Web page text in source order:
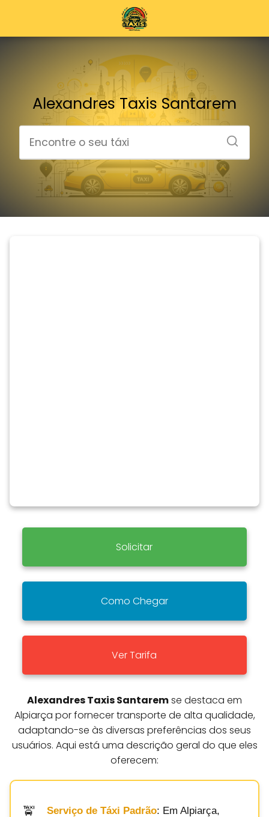
Alexandres Taxis Santarem
Solicitar
Como Chegar
Ver Tarifa
Alexandres Taxis Santaremse destaca em
Alpiarça por fornecer transporte de alta qualidade,
adaptando-se às diversas preferências dos seus
usuários. Aqui está uma descrição geral do que eles
oferecem:
Serviço de Táxi Padrão: Em Alpiarça,